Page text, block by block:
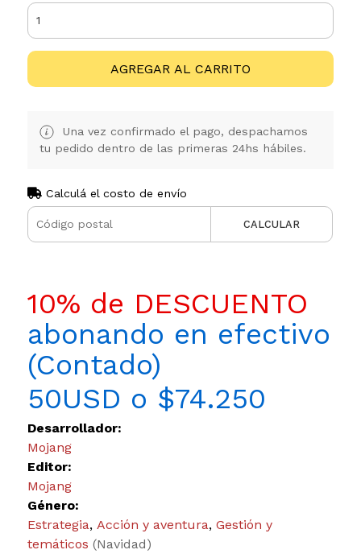
AGREGAR AL CARRITO
Una vez confirmado el pago, despachamos
tu pedido dentro de las primeras 24hs hábiles.
Calculá el costo de envío
CALCULAR
10% de DESCUENTO
abonando en efectivo
(Contado)
50USD o $74.250
Desarrollador:
Mojang
Editor:
Mojang
Género:
Estrategia, Acción y aventura, Gestión y
temáticos (Navidad)